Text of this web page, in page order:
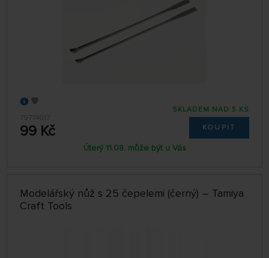
79774017
99 Kč
SKLADEM NAD 5 KS
KOUPIT
Úterý 11.08. může být u Vás
Modelářský nůž s 25 čepelemi (černý) – Tamiya
Craft Tools